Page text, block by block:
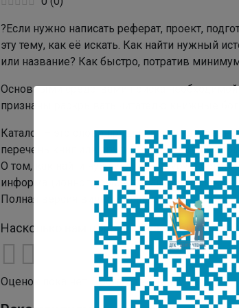
?Если нужно написать реферат, проект,
эту тему, как её искать. Как найти нужный
или название? Как быстро, потратив
Основными средствами поиска необходимой
признаны раскрывать читателю книжные
Каталог – это слово пришло к нам из
перечень книг или других источников
О том, как найти нужную литературу в
информационного обслуживания
Полная версия видео на нашемYouTube-
Насколько вам понравилась публикация?
Оценок пока нет. Поставьте оценку первым.